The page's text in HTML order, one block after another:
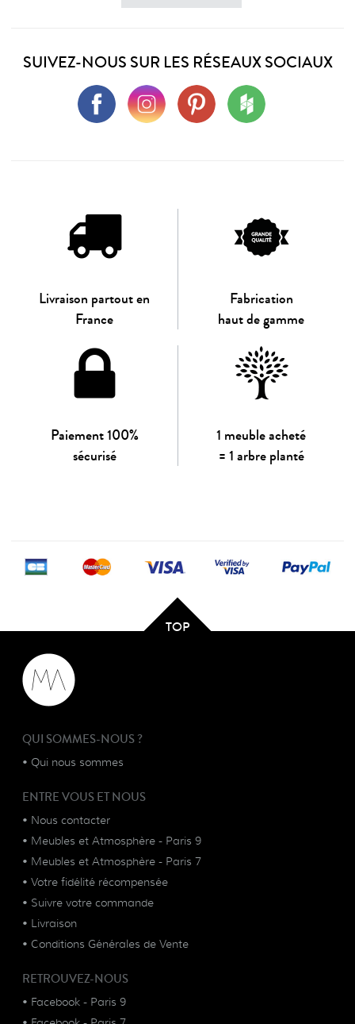
SUIVEZ-NOUS SUR LES RÉSEAUX SOCIAUX
Livraison partout en
France
Fabrication
haut de gamme
Paiement 100%
sécurisé
1 meuble acheté
= 1 arbre planté
TOP
QUI SOMMES-NOUS ?
• Qui nous sommes
ENTRE VOUS ET NOUS
• Nous contacter
• Meubles et Atmosphère - Paris 9
• Meubles et Atmosphère - Paris 7
• Votre fidélité récompensée
• Suivre votre commande
• Livraison
• Conditions Générales de Vente
RETROUVEZ-NOUS
• Facebook - Paris 9